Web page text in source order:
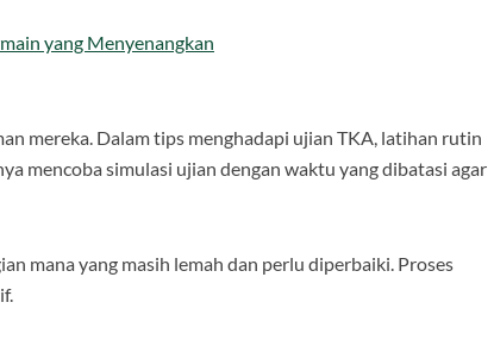
yang Menyenangkan
mereka. Dalam tips menghadapi ujian TKA, latihan rutin
mencoba simulasi ujian dengan waktu yang dibatasi agar
mana yang masih lemah dan perlu diperbaiki. Proses